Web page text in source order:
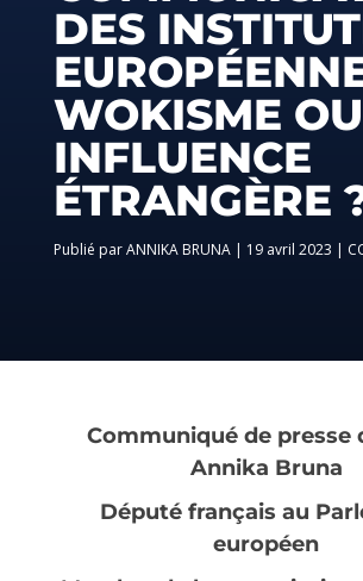
DES
WOKISME OU
INFLUENCE
ÉTRANGÈRE
parANNIKA BRUNA| 19 avril 2023 |
Communiqué de presse
Annika Bruna
Député français au
européen